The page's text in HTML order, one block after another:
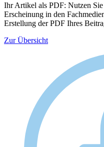
Ihr Artikel als PDF: Nutzen
Erscheinung in den
Erstellung der PDF Ihres
Zur Übersicht